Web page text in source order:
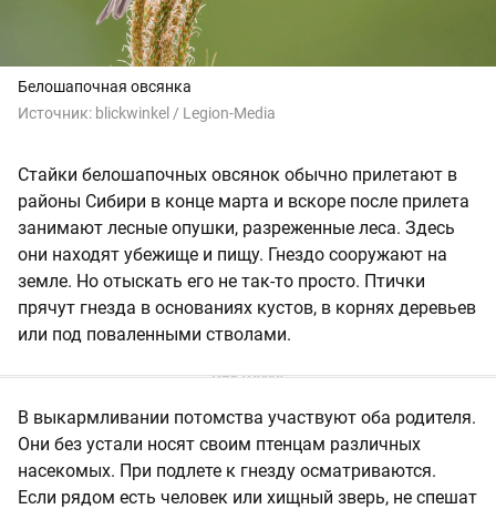
Белошапочная овсянка
Источник: blickwinkel / Legion-Media
Стайки белошапочных овсянок обычно прилетают в
районы Сибири в конце марта и вскоре после прилета
занимают лесные опушки, разреженные леса. Здесь
они находят убежище и пищу. Гнездо сооружают на
земле. Но отыскать его не так-то просто. Птички
прячут гнезда в основаниях кустов, в корнях деревьев
или под поваленными стволами.
В выкармливании потомства участвуют оба родителя.
Они без устали носят своим птенцам различных
насекомых. При подлете к гнезду осматриваются.
Если рядом есть человек или хищный зверь, не спешат